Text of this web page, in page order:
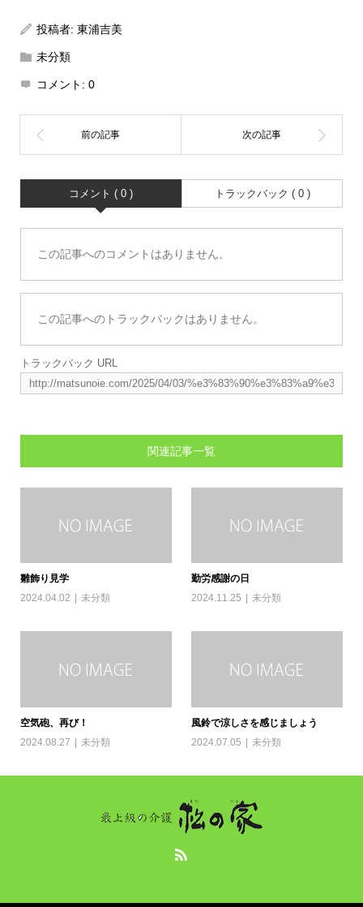
投稿者: 東浦吉美
未分類
コメント: 0
コメント ( 0 ) トラックバック ( 0 )
この記事へのコメントはありません。
この記事へのトラックバックはありません。
トラックバック URL
関連記事一覧
雛飾り見学
2024.04.02
未分類
勤労感謝の日
2024.11.25
未分類
空気砲、再び！
2024.08.27
未分類
風鈴で涼しさを感じましょう
2024.07.05
未分類